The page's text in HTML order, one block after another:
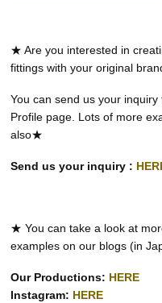
★ Are you interested in
fittings with your original
You can send us your inquiry
Profile page. Lots of more
also★
Send us your inquiry :
★ You can take a look at
examples on our blogs (in
Our Productions: HERE
Instagram: HERE